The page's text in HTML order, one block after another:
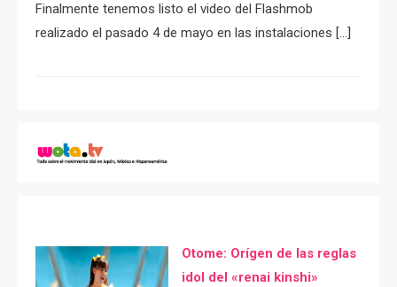
Finalmente tenemos listo el video del Flashmob
realizado el pasado 4 de mayo en las instalaciones […]
Otome: Orígen de las reglas
idol del «renai kinshi»